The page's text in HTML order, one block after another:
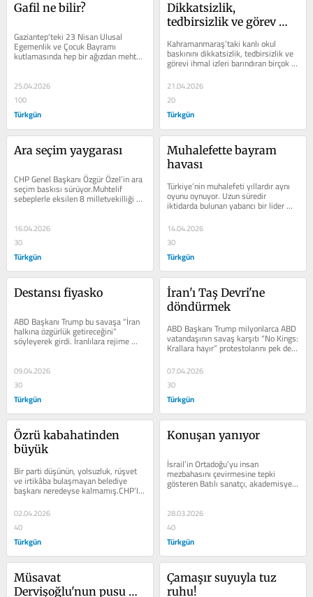
Gafil ne bilir?
Gaziantep'teki 23 Nisan Ulusal
Egemenlik ve Çocuk Bayramı
kutlamasında hep bir ağızdan mehter
marşları söyleyen çocuklar hiç
25.04.2026
100
Türkgün
Dikkatsizlik,
tedbirsizlik ve görev
Kahramanmaraş’taki kanlı okul
baskınını dikkatsizlik, tedbirsizlik ve
görevi ihmal izleri barındıran birçok
yönü var.14 yaşındaki katil...
21.04.2026
20
Türkgün
Ara seçim yaygarası
CHP Genel Başkanı Özgür Özel’in ara
seçim baskısı sürüyor.Muhtelif
sebeplerle eksilen 8 milletvekilliği
vardı. Mümkünse 8 mi...
16.04.2026
30
Türkgün
Muhalefette bayram
havası
Türkiye’nin muhalefeti yıllardır aynı
oyunu oynuyor. Uzun süredir
iktidarda bulunan yabancı bir lider
yenilince hemen bayram havasına...
14.04.2026
30
Türkgün
Destansı fiyasko
ABD Başkanı Trump bu savaşa “İran
halkına özgürlük getireceğini”
söyleyerek girdi. İranlılara rejime
karşı ayaklanma çağrısı yaptı. ...
09.04.2026
30
Türkgün
İran'ı Taş Devri'ne
döndürmek
ABD Başkanı Trump milyonlarca ABD
vatandaşının savaş karşıtı “No Kings:
Krallara hayır” protestolarını pek de
umursamadan savaşa...
07.04.2026
30
Türkgün
Özrü kabahatinden
büyük
Bir parti düşünün, yolsuzluk, rüşvet
ve irtikâba bulaşmayan belediye
başkanı neredeyse kalmamış.CHP’li
yerel yönetimler üzerindeki...
02.04.2026
40
Türkgün
Konuşan yanıyor
İsrail’in Ortadoğu’yu insan
mezbahasını çevirmesine tepki
gösteren Batılı sanatçı, akademisyen,
gazeteci ve çeşitli meslek mensubu...
28.03.2026
40
Türkgün
Müsavat
Dervişoğlu'nun pusu
Çamaşır suyuyla tuz
ruhu!